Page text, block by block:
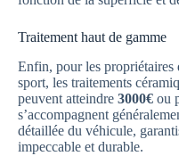
Traitement haut de gamme
Enfin, pour les propriétaires
sport, les traitements
peuvent atteindre 3000€ ou
s’accompagnent
détaillée du véhicule,
impeccable et durable.